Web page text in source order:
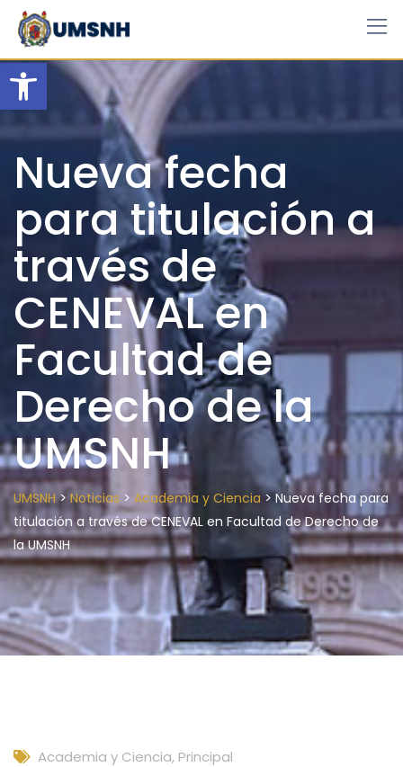
Open toolbar
Skip
content
Nueva fecha
para titulación a
través de
CENEVAL en
Facultad de
Derecho de la
UMSNH
UMSNH> Noticias > Academia y Ciencia >Nueva fecha para
titulación a través de CENEVAL en Facultad de Derecho de
la UMSNH
Academia y Ciencia, Principal